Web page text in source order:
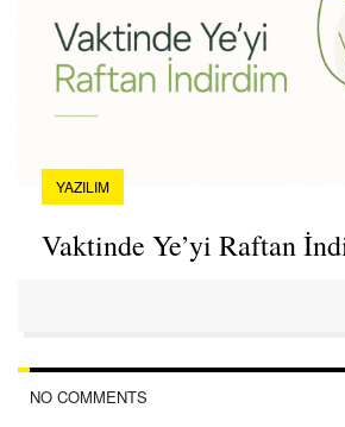
YAZILIM
Vaktinde Ye’yi Raftan
NO COMMENTS